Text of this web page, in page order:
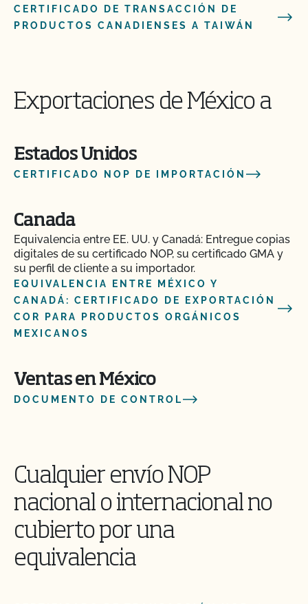
CERTIFICADO DE TRANSACCIÓN DE
PRODUCTOS CANADIENSES A TAIWÁN
Exportaciones de México a
Estados Unidos
CERTIFICADO NOP DE IMPORTACIÓN
Canada
Equivalencia entre EE. UU. y Canadá: Entregue copias
digitales de su certificado NOP, su certificado GMA y
su perfil de cliente a su importador.
EQUIVALENCIA ENTRE MÉXICO Y
CANADÁ: CERTIFICADO DE EXPORTACIÓN
COR PARA PRODUCTOS ORGÁNICOS
MEXICANOS
Ventas en México
DOCUMENTO DE CONTROL
Cualquier envío NOP
nacional o internacional no
cubierto por una
equivalencia